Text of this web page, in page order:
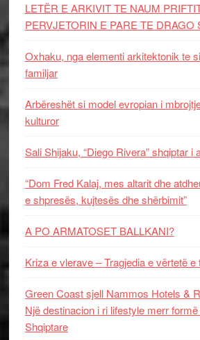
LETËR E ARKIVIT TE NAUM
PERVJETORIN E PARE TE DRAGO
Oxhaku, nga elementi arkitektonik te
familjar
Arbëreshët si model evropian i
kulturor
Sali Shijaku, “Diego Rivera” shqiptar i
“Dom Fred Kalaj, mes altarit dhe
e shpresës, kujtesës dhe shërbimit”
A PO ARMATOSET BALLKANI?
Kriza e vlerave – Tragjedia e vërtetë
Green Coast sjell Nammos Hotels &
Një destinacion i ri lifestyle merr
Shqiptare